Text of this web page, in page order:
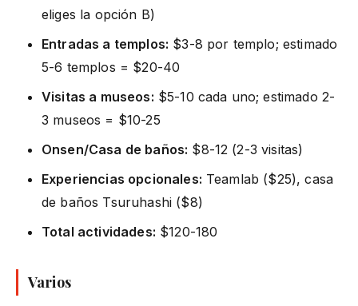
eliges la opción B)
Entradas a templos: $3-8 por templo; estimado
5-6 templos = $20-40
Visitas a museos: $5-10 cada uno; estimado 2-
3 museos = $10-25
Onsen/Casa de baños: $8-12 (2-3 visitas)
Experiencias opcionales: Teamlab ($25), casa
de baños Tsuruhashi ($8)
Total actividades: $120-180
Varios